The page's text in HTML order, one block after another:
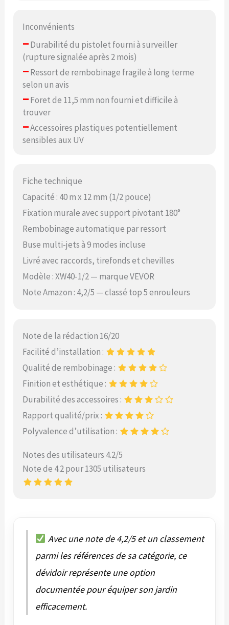
Inconvénients
–Durabilité du pistolet fourni à surveiller
(rupture signalée après 2 mois)
–Ressort de rembobinage fragile à long terme
selon un avis
–Foret de 11,5 mm non fourni et difficile à
trouver
–Accessoires plastiques potentiellement
sensibles aux UV
Fiche technique
Capacité : 40 m x 12 mm (1/2 pouce)
Fixation murale avec support pivotant 180°
Rembobinage automatique par ressort
Buse multi-jets à 9 modes incluse
Livré avec raccords, tirefonds et chevilles
Modèle : XW40-1/2 — marque VEVOR
Note Amazon : 4,2/5 — classé top 5 enrouleurs
Note de la rédaction 16/20
Facilité d’installation :
Qualité de rembobinage :
Finition et esthétique :
Durabilité des accessoires :
Rapport qualité/prix :
Polyvalence d’utilisation :
Notes des utilisateurs 4.2/5
Note de 4.2 pour 1305 utilisateurs
Avec une note de 4,2/5 et un classement
parmi les références de sa catégorie, ce
dévidoir représente une option
documentée pour équiper son jardin
efficacement.